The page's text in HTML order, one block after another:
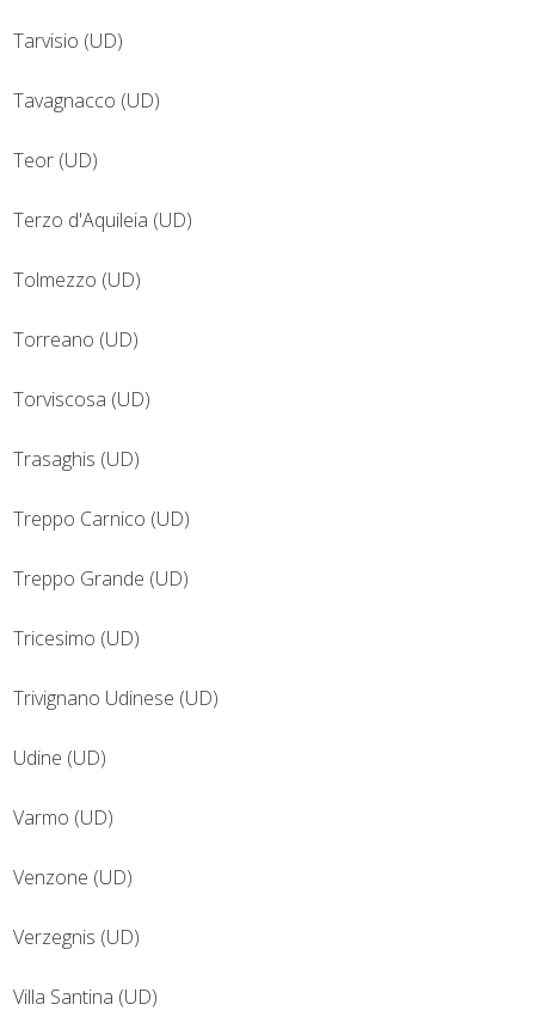
Tarvisio (UD)
Tavagnacco (UD)
Teor (UD)
Terzo d'Aquileia (UD)
Tolmezzo (UD)
Torreano (UD)
Torviscosa (UD)
Trasaghis (UD)
Treppo Carnico (UD)
Treppo Grande (UD)
Tricesimo (UD)
Trivignano Udinese (UD)
Udine (UD)
Varmo (UD)
Venzone (UD)
Verzegnis (UD)
Villa Santina (UD)